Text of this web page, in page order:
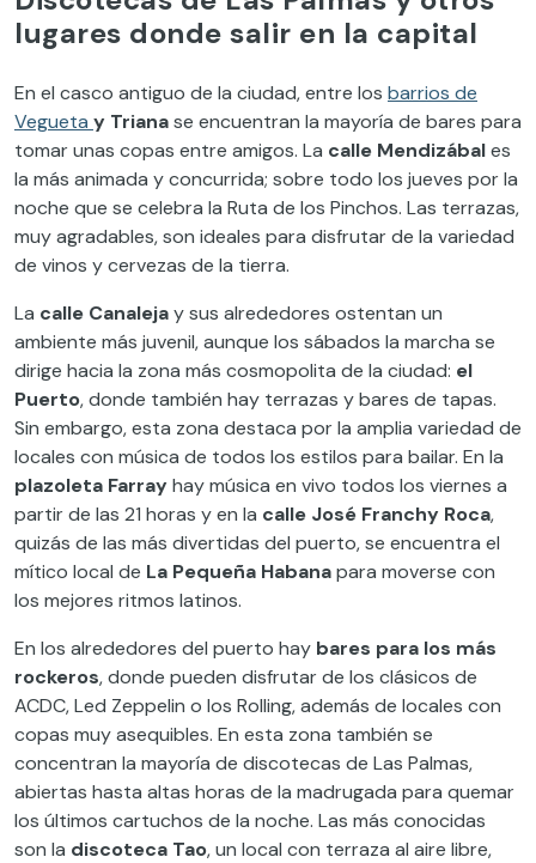
lugares donde salir en la capital
En el casco antiguo de la ciudad, entre los barrios de
Vegueta y Trianase encuentran la mayoría de bares para
tomar unas copas entre amigos. La calle Mendizábales
la más animada y concurrida; sobre todo los jueves por la
noche que se celebra la Ruta de los Pinchos. Las terrazas,
muy agradables, son ideales para disfrutar de la variedad
de vinos y cervezas de la tierra.
La calle Canalejay sus alrededores ostentan un
ambiente más juvenil, aunque los sábados la marcha se
dirige hacia la zona más cosmopolita de la ciudad: el
Puerto, donde también hay terrazas y bares de tapas.
Sin embargo, esta zona destaca por la amplia variedad de
locales con música de todos los estilos para bailar. En la
plazoleta Farrayhay música en vivo todos los viernes a
partir de las 21 horas y en la calle José Franchy Roca,
quizás de las más divertidas del puerto, se encuentra el
mítico local de La Pequeña Habanapara moverse con
los mejores ritmos latinos.
En los alrededores del puerto hay bares para los más
rockeros, donde pueden disfrutar de los clásicos de
ACDC, Led Zeppelin o los Rolling, además de locales con
copas muy asequibles. En esta zona también se
concentran la mayoría de discotecas de Las Palmas,
abiertas hasta altas horas de la madrugada para quemar
los últimos cartuchos de la noche. Las más conocidas
son la discoteca Tao, un local con terraza al aire libre,